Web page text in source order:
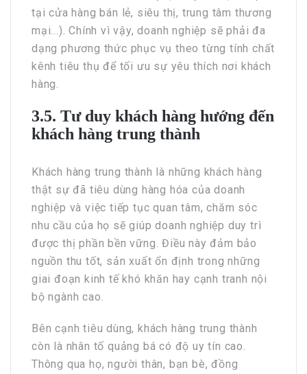
tại cửa hàng bán lẻ, siêu thị, trung tâm thương
mại...). Chính vì vậy, doanh nghiệp sẽ phải đa
dạng phương thức phục vụ theo từng tính chất
kênh tiêu thụ để tối ưu sự yêu thích nơi khách
hàng.
3.5. Tư duy khách hàng hướng đến
khách hàng trung thành
Khách hàng trung thành là những khách hàng
thật sự đã tiêu dùng hàng hóa của doanh
nghiệp và việc tiếp tục quan tâm, chăm sóc
nhu cầu của họ sẽ giúp doanh nghiệp duy trì
được thị phần bền vững. Điều này đảm bảo
nguồn thu tốt, sản xuất ổn định trong những
giai đoạn kinh tế khó khăn hay cạnh tranh nội
bộ ngành cao.
Bên cạnh tiêu dùng, khách hàng trung thành
còn là nhân tố quảng bá có độ uy tín cao.
Thông qua họ, người thân, bạn bè, đồng